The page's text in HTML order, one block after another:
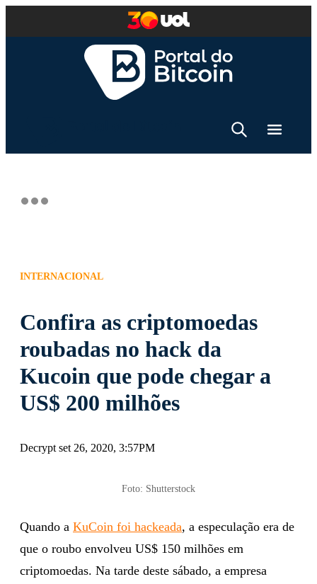
INTERNACIONAL
Confira as criptomoedas
roubadas no hack da
Kucoin que pode chegar a
US$ 200 milhões
Decrypt set 26, 2020, 3:57PM
Foto: Shutterstock
Quando a KuCoin foi hackeada, a especulação era de
que o roubo envolveu US$ 150 milhões em
criptomoedas. Na tarde deste sábado, a empresa